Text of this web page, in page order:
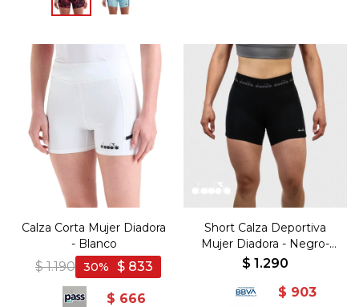
Calza Corta Mujer Diadora
- Blanco
$ 1.190 $ 833
30
$ 666
Short Calza Deportiva
Mujer Diadora - Negro-
Negro
$ 1.290
$ 903